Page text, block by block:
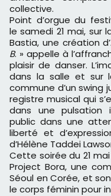
collective.
Point d’orgue du
le samedi 21 mai, sur
Bastia, une création
B. » appelle à
plaisir de danser.
dans la salle et sur
commune d’un swing
registre musical qui
dans une pulsation
public dans une
liberté et
d’Hélène Taddei
Cette soirée du 21
Project Bora, une
Séoul en Corée, et
le corps féminin pour